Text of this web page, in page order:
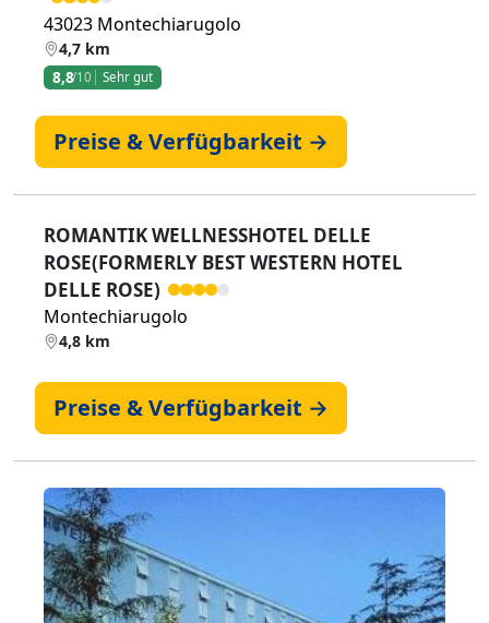
43023 Montechiarugolo
4,7 km
8,8/10 Sehr gut
Preise & Verfügbarkeit →
ROMANTIK WELLNESSHOTEL DELLE
ROSE(FORMERLY BEST WESTERN HOTEL
DELLE ROSE)
Montechiarugolo
4,8 km
Preise & Verfügbarkeit →